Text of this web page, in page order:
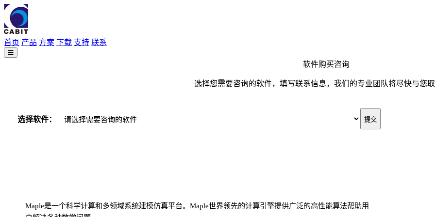
首页 产品 方案 下载 支持 联系
软件购买咨询
选择您需要咨询的软件，填写联系信息，我们的专业团队将尽快与您
选择软件：
Maple是一个科学计算和多领域系统建模仿真平台。Maple世界领先的计算引擎提供广泛的高性能算法帮助用